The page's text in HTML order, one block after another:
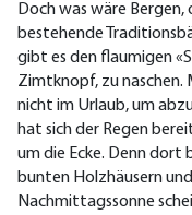
Doch was wäre Bergen,
bestehende
gibt es den flaumigen
Zimtknopf, zu naschen.
nicht im Urlaub, um
hat sich der Regen
um die Ecke. Denn dort
bunten Holzhäusern
Nachmittagssonne